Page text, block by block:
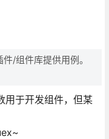
/组件库提供用例。
于开发组件，但某